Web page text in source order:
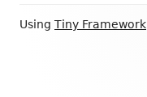
Footer
Using Tiny Framework